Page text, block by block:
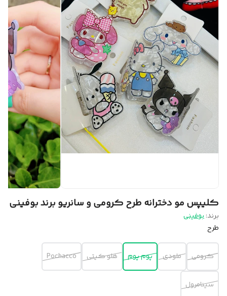
کلیپس مو دخترانه طرح کرومی و سانریو برند بوفینی
برند:بوفینی
طرح
کرومی ملودی پوم پوم هلو کیتی Pochacco
سینامرول